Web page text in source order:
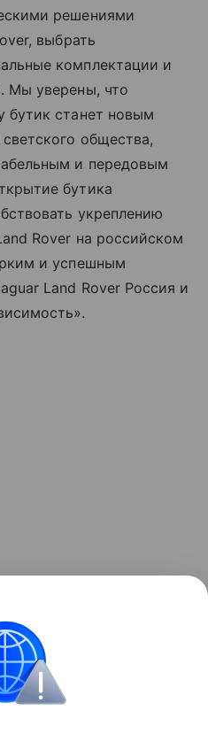
решениями
выбрать
комплектации и
Мы уверены, что
бутик станет новым
общества,
и передовым
бутика
укреплению
Rover на российском
и успешным
Land Rover Россия и
ул. Петровка, 12.